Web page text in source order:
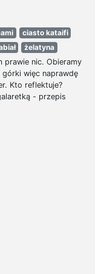
ciasto kataifi
żelatyna
prawie nic. Obieramy
więc naprawdę
Kto reflektuje?
- przepis